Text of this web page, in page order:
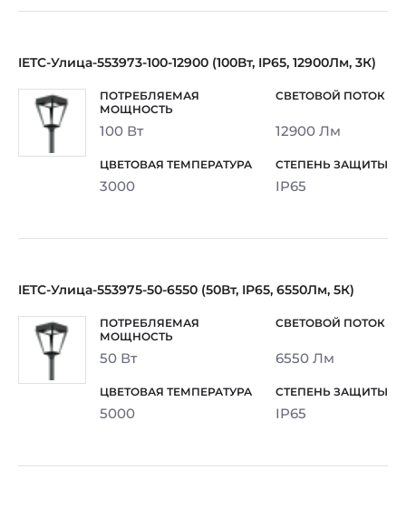
IETC-Улица-553973-100-12900 (100Вт, IP65, 12900Лм, 3К)
100 Вт 12900 Лм
3000 IP65
IETC-Улица-553975-50-6550 (50Вт, IP65, 6550Лм, 5К)
50 Вт 6550 Лм
5000 IP65